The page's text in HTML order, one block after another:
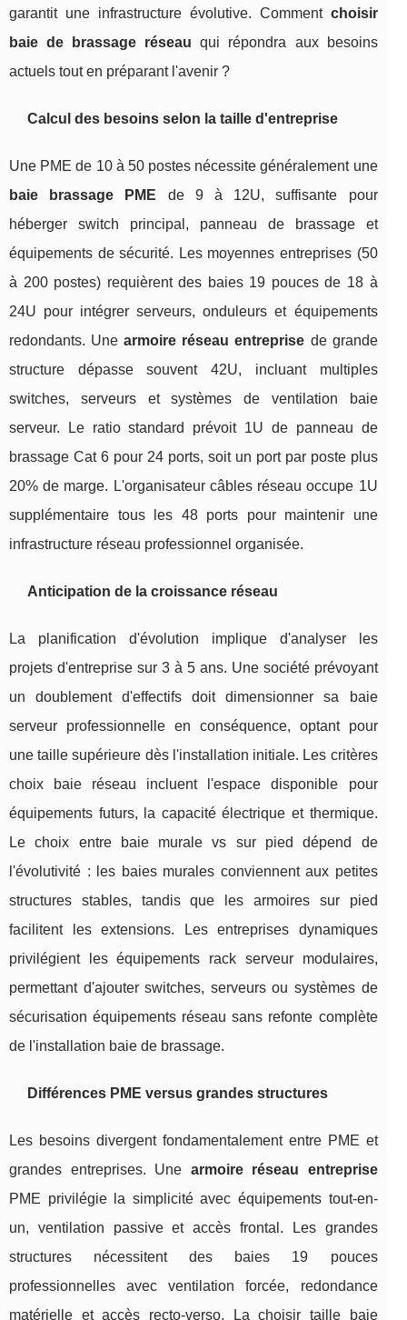
garantit une infrastructure évolutive. Comment choisir
baie de brassage réseau qui répondra aux besoins
actuels tout en préparant l'avenir ?
Calcul des besoins selon la taille d'entreprise
Une PME de 10 à 50 postes nécessite généralement une
baie brassage PME de 9 à 12U, suffisante pour
héberger switch principal, panneau de brassage et
équipements de sécurité. Les moyennes entreprises (50
à 200 postes) requièrent des baies 19 pouces de 18 à
24U pour intégrer serveurs, onduleurs et équipements
redondants. Unearmoire réseau entreprise de grande
structure dépasse souvent 42U, incluant multiples
switches, serveurs et systèmes de ventilation baie
serveur. Le ratio standard prévoit 1U de panneau de
brassage Cat 6 pour 24 ports, soit un port par poste plus
20% de marge. L'organisateur câbles réseau occupe 1U
supplémentaire tous les 48 ports pour maintenir une
infrastructure réseau professionnel organisée.
Anticipation de la croissance réseau
La planification d'évolution implique d'analyser les
projets d'entreprise sur 3 à 5 ans. Une société prévoyant
un doublement d'effectifs doit dimensionner sa baie
serveur professionnelle en conséquence, optant pour
une taille supérieure dès l'installation initiale. Les critères
choix baie réseau incluent l'espace disponible pour
équipements futurs, la capacité électrique et thermique.
Le choix entre baie murale vs sur pied dépend de
l'évolutivité : les baies murales conviennent aux petites
structures stables, tandis que les armoires sur pied
facilitent les extensions. Les entreprises dynamiques
privilégient les équipements rack serveur modulaires,
permettant d'ajouter switches, serveurs ou systèmes de
sécurisation équipements réseau sans refonte complète
de l'installation baie de brassage.
Différences PME versus grandes structures
Les besoins divergent fondamentalement entre PME et
grandes entreprises. Une armoire réseau entreprise
PME privilégie la simplicité avec équipements tout-en-
un, ventilation passive et accès frontal. Les grandes
structures nécessitent des baies 19 pouces
professionnelles avec ventilation forcée, redondance
matérielle et accès recto-verso. La choisir taille baie